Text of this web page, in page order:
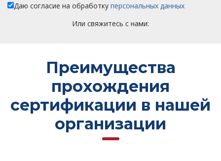
Даю согласие на обработку персональных данных
Или свяжитесь с нами:
Преимущества
прохождения
сертификации в нашей
организации